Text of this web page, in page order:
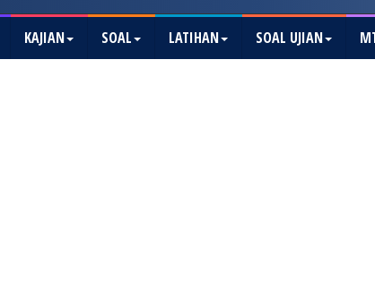
KAJIAN SOAL LATIHAN SOAL UJIAN